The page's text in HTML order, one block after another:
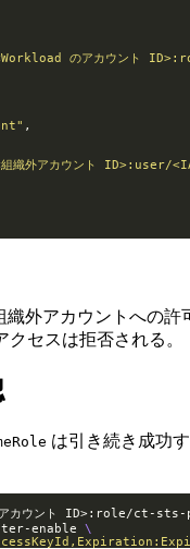
のアカウント
外アカウント ID>:user/
織外アカウントへの許
セスは拒否される。
は引き続き成功す
カウント ID>:role/ct-
enable